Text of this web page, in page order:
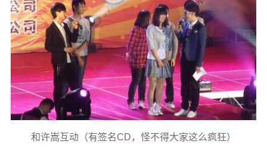
和许嵩互动（有签名CD，怪不得大家这么疯狂）